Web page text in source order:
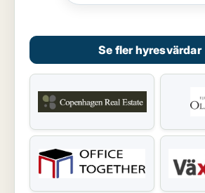
Se fler hyresvärdar